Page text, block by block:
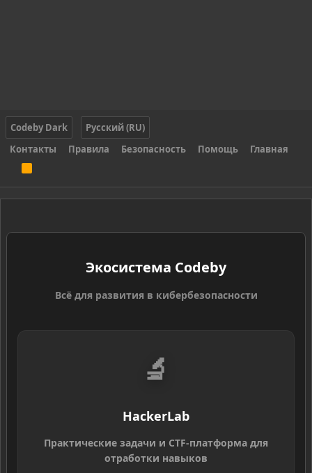
Codeby Dark
Русский (RU)
Контакты
Правила Безопасность Помощь Главная
S
Экосистема Codeby
Всё для развития в кибербезопасности
🔬
HackerLab
Практические задачи и CTF-платформа для
отработки навыков